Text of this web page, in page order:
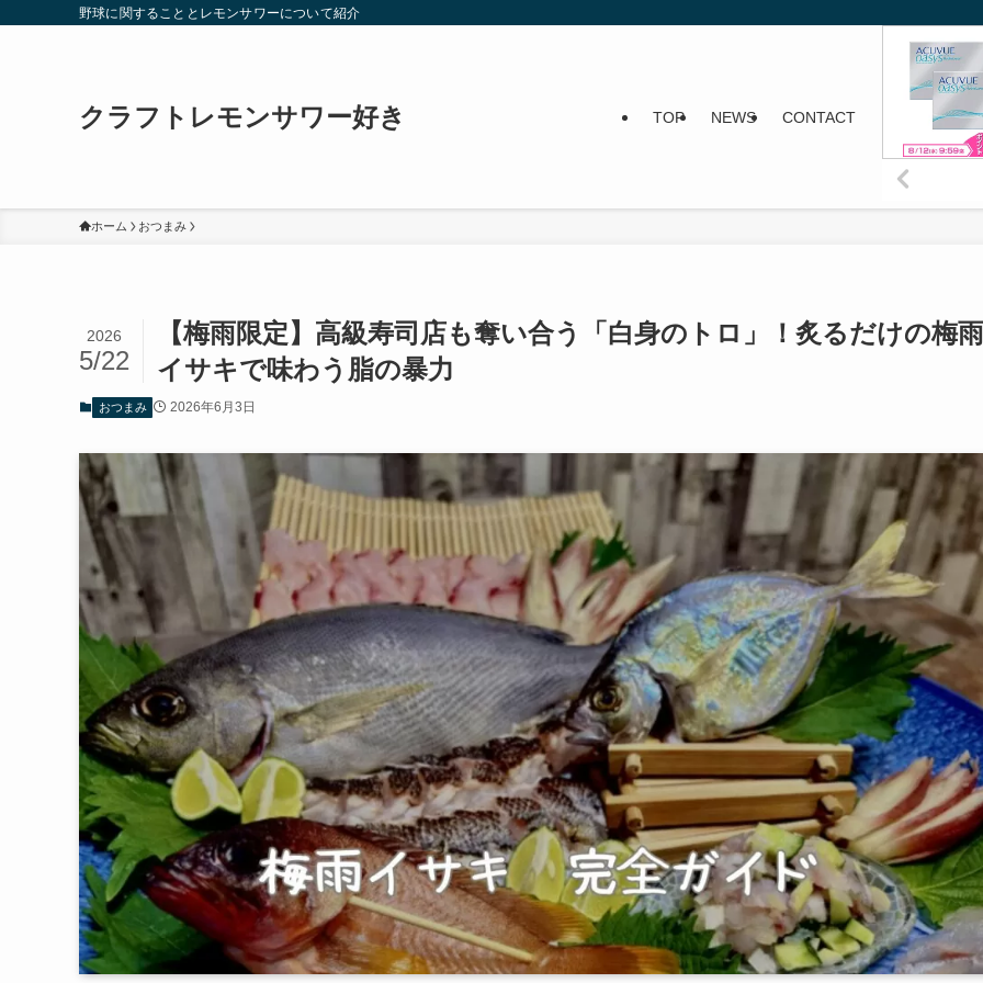
野球に関することとレモンサワーについて紹介
クラフトレモンサワー好き TOP NEWS CONTACT
ホーム おつまみ
【梅雨限定】高級寿司店も奪い合う「白身のトロ」！炙るだけの梅雨
イサキで味わう脂の暴力
2026
5/22
おつまみ 2026年6月3日